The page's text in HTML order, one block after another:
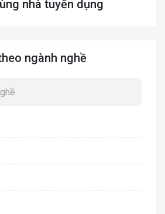
nhà tuyển dụng
ngành nghề